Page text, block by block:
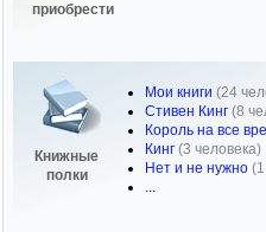
приобрести
Книжные
полки
Мои книги (24
Стивен Кинг (8
Король на все
Кинг (3 человека)
Нет и не нужно
...